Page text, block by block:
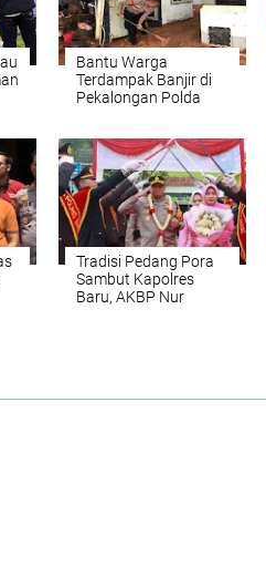
Bantu Warga
Terdampak Banjir di
Pekalongan Polda
Tradisi Pedang Pora
Sambut Kapolres
Baru, AKBP Nur